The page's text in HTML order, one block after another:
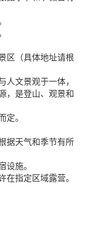
区（具体地址请根
文景观于一体，
，是登山、观景和
。
据天气和季节有所
施。
指定区域露营。